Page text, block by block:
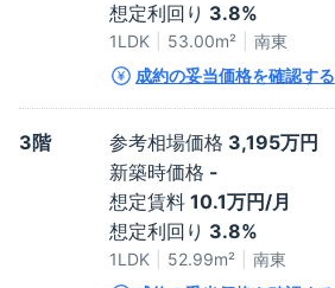
想定利回り 3.8%
1LDK 53.00m²
南東
成約の妥当価格を確認する
3階 参考相場価格 3,195万円
新築時価格 -
想定賃料 10.1万円/月
想定利回り 3.8%
1LDK 52.99m²
南東